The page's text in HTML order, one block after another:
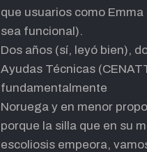
que usuarios como
sea funcional).
Dos años (sí, leyó bien),
Ayudas Técnicas
fundamentalmente
Noruega y en menor
porque la silla que en su
escoliosis empeora,